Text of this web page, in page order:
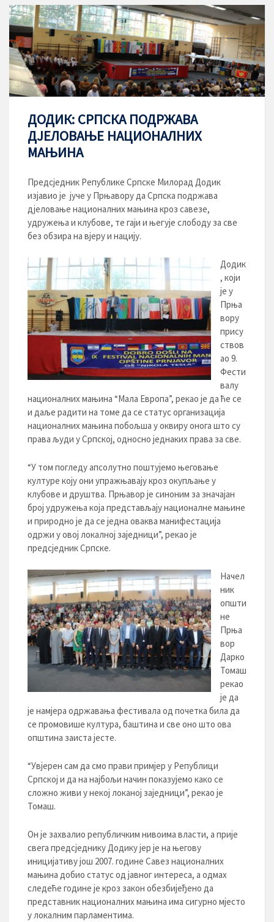
ДОДИК: СРПСКА ПОДРЖАВА
ДЈЕЛОВАЊЕ НАЦИОНАЛНИХ
МАЊИНА
Предсједник Републике Српске Милорад Додик
изјавио је јуче у Прњавору да Српска подржава
дјеловање националних мањина кроз савезе,
удружења и клубове, те гаји и његује слободу за све
без обзира на вјеру и нацију.
Додик
, који
је у
Прња
вору
прису
ствов
ао 9.
Фести
валу
националних мањина “Мала Европа”, рекао је да ће се
и даље радити на томе да се статус организација
националних мањина побољша у оквиру онога што су
права људи у Српској, односно једнаких права за све.
“У том погледу апсолутно поштујемо његовање
културе коју они упражњавају кроз окупљање у
клубове и друштва. Прњавор је синоним за значајан
број удружења која представљају националне мањине
и природно је да се једна оваква манифестација
одржи у овој локалној заједници”, рекао је
предсједник Српске.
Начел
ник
општи
не
Прња
вор
Дарко
Томаш
рекао
је да
је намјера одржавања фестивала од почетка била да
се промовише култура, баштина и све оно што ова
општина заиста јесте.
“Увјерен сам да смо прави примјер у Републици
Српској и да на најбољи начин показујемо како се
сложно живи у некој локаној заједници”, рекао је
Томаш.
Он је захвалио републичким нивоима власти, а прије
свега предсједнику Додику јер је на његову
иницијативу још 2007. године Савез националних
мањина добио статус од јавног интереса, а одмах
следеће године је кроз закон обезбијеђено да
представник националних мањина има сигурно мјесто
у локалним парламентима.